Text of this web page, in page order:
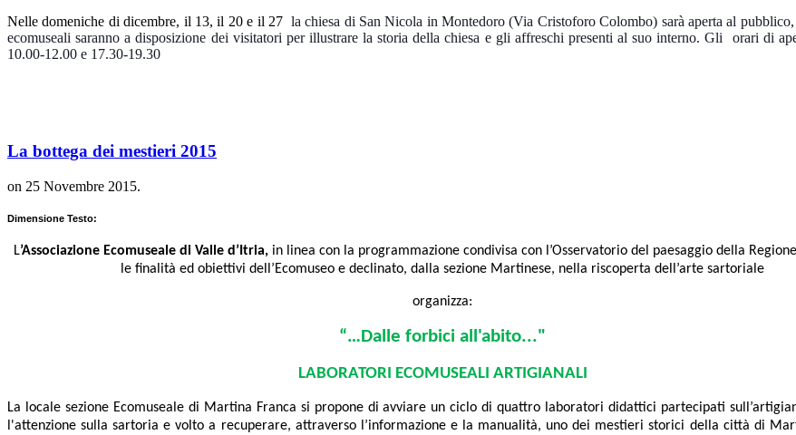
Nelle domeniche di dicembre, il 13, il 20 e il 27 la chiesa di San Nicola in Montedoro (Via Cristoforo Colombo) sarà aperta al
ecomuseali saranno a disposizione dei visitatori per illustrare la storia della chiesa e gli affreschi presenti al suo interno. Gli orari di
10.00-12.00 e 17.30-19.30
La bottega dei mestieri 2015
on 25 Novembre 2015.
Dimensione Testo:
L’Associazione Ecomuseale di Valle d’Itria, in linea con la programmazione condivisa con l’Osservatorio del paesaggio della
le finalità ed obiettivi dell’Ecomuseo e declinato, dalla sezione Martinese, nella riscoperta dell’arte sartoriale
organizza:
“…Dalle forbici all'abito..."
LABORATORI ECOMUSEALI ARTIGIANALI
La locale sezione Ecomuseale di Martina Franca si propone di avviare un ciclo di quattro laboratori didattici partecipati
l'attenzione sulla sartoria e volto a recuperare, attraverso l’informazione e la manualità, uno dei mestieri storici della città di